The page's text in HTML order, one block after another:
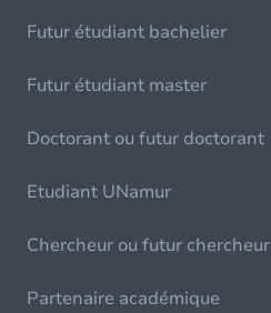
Futur étudiant bachelier
Futur étudiant master
Doctorant ou futur doctorant
Etudiant UNamur
Chercheur ou futur chercheur
Partenaire académique